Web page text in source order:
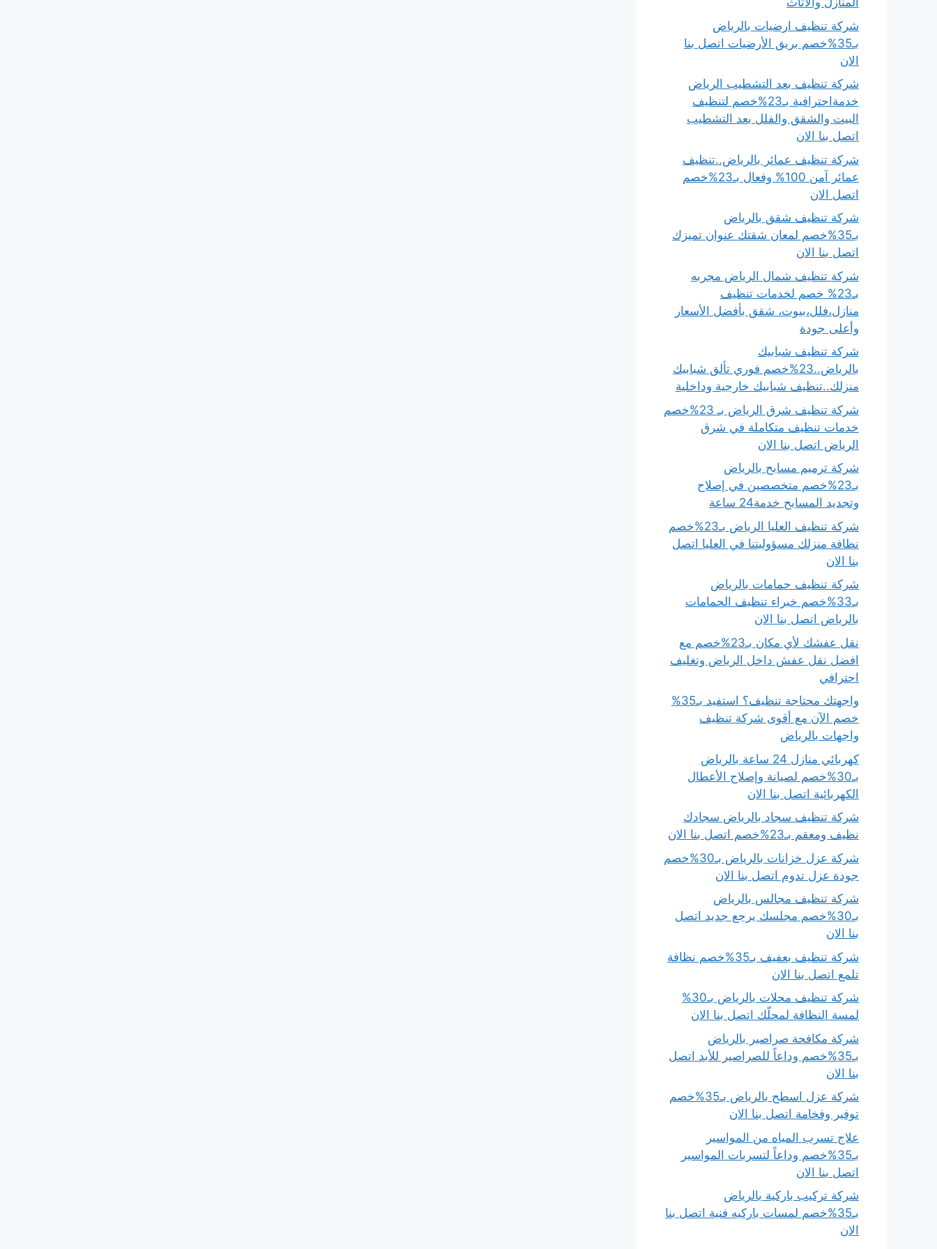
شركة تنظيف ارضيات بالرياض
بـ35%خصم بريق الأرضيات اتصل بنا
الان
شركة تنظيف بعد التشطيب الرياض
خدمةاحترافية بـ23%خصم لتنظيف
البيت والشقق والفلل بعد التشطيب
اتصل بنا الان
شركة تنظيف عمائر بالرياض..تنظيف
عمائر آمن 100% وفعال بـ23%خصم
اتصل الان
شركة تنظيف شقق بالرياض
بـ35%خصم لمعان شقتك عنوان تميزك
اتصل بنا الان
شركة تنظيف شمال الرياض مجربه
بـ23% خصم لخدمات تنظيف
منازل،فلل،بيوت، شقق بأفضل الأسعار
وأعلى جودة
شركة تنظيف شبابيك
بالرياض..23%خصم فوري تألق شبابيك
منزلك..تنظيف شبابيك خارجية وداخلية
شركة تنظيف شرق الرياض بـ 23%خصم
خدمات تنظيف متكاملة في شرق
الرياض اتصل بنا الان
شركة ترميم مسابح بالرياض
بـ23%خصم متخصصين في إصلاح
وتجديد المسابح خدمة24 ساعة
شركة تنظيف العليا الرياض بـ23%خصم
نظافة منزلك مسؤوليتنا في العليا اتصل
بنا الان
شركة تنظيف حمامات بالرياض
بـ33%خصم خبراء تنظيف الحمامات
بالرياض اتصل بنا الان
نقل عفشك لأي مكان بـ23%خصم مع
افضل نقل عفش داخل الرياض وتغليف
احترافي
واجهتك محتاجة تنظيف؟ استفيد بـ35%
خصم الآن مع أقوى شركة تنظيف
واجهات بالرياض
كهربائي منازل 24 ساعة بالرياض
بـ30%خصم لصيانة وإصلاح الأعطال
الكهربائية اتصل بنا الان
شركة تنظيف سجاد بالرياض سجادك
نظيف ومعقم بـ23%خصم اتصل بنا الان
شركة عزل خزانات بالرياض بـ30%خصم
جودة عزل تدوم اتصل بنا الان
شركة تنظيف مجالس بالرياض
بـ30%خصم مجلسك يرجع جديد اتصل
بنا الان
شركة تنظيف بعفيف بـ35%خصم نظافة
تلمع اتصل بنا الان
شركة تنظيف محلات بالرياض بـ30%
لمسة النظافة لمحلّك اتصل بنا الان
شركة مكافحة صراصير بالرياض
بـ35%خصم وداعاً للصراصير للأبد اتصل
بنا الان
شركة عزل اسطح بالرياض بـ35%خصم
توفير وفخامة اتصل بنا الان
علاج تسرب المياه من المواسير
بـ35%خصم وداعاً لتسربات المواسير
اتصل بنا الان
شركة تركيب باركية بالرياض
بـ35%خصم لمسات باركيه فنية اتصل بنا
الان